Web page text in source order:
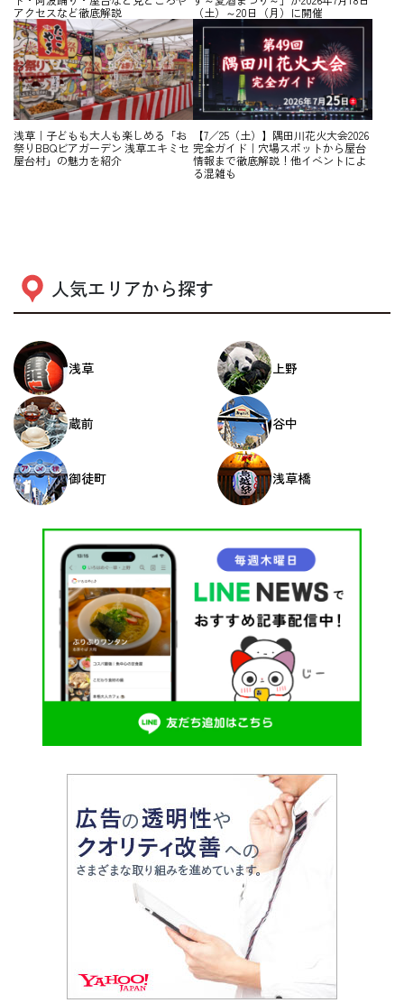
アクセスなど徹底解説
（土）～20日（月）に開催
浅草｜子どもも大人も楽しめる「お
祭りBBQビアガーデン 浅草エキミセ
屋台村」の魅力を紹介
【7／25（土）】隅田川花火大会2026
完全ガイド｜穴場スポットから屋台
情報まで徹底解説！他イベントによ
る混雑も
人気エリアから探す
浅草 上野
蔵前 谷中
御徒町 浅草橋